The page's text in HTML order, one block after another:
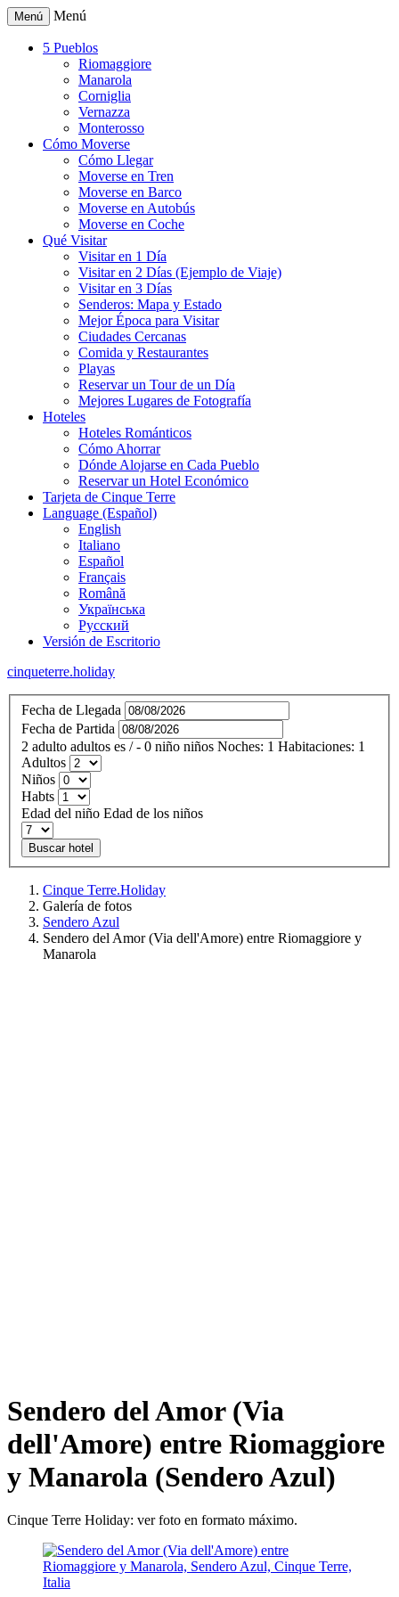
Menú Menú
5 Pueblos
Riomaggiore
Manarola
Corniglia
Vernazza
Monterosso
Cómo Moverse
Cómo Llegar
Moverse en Tren
Moverse en Barco
Moverse en Autobús
Moverse en Coche
Qué Visitar
Visitar en 1 Día
Visitar en 2 Días (Ejemplo de Viaje)
Visitar en 3 Días
Senderos: Mapa y Estado
Mejor Época para Visitar
Ciudades Cercanas
Comida y Restaurantes
Playas
Reservar un Tour de un Día
Mejores Lugares de Fotografía
Hoteles
Hoteles Románticos
Cómo Ahorrar
Dónde Alojarse en Cada Pueblo
Reservar un Hotel Económico
Tarjeta de Cinque Terre
Language (Español)
English
Italiano
Español
Français
Română
Українська
Русский
Versión de Escritorio
cinqueterre.holiday
Fecha de Llegada
Fecha de Partida
2 adulto adultos es / - 0 niño niños Noches: 1 Habitaciones: 1
Adultos
Niños
Habts
Edad del niño Edad de los niños
Buscar hotel
Cinque Terre.Holiday
Galería de fotos
Sendero Azul
Sendero del Amor (Via dell'Amore) entre Riomaggiore y
Manarola
Sendero del Amor (Via
dell'Amore) entre Riomaggiore
y Manarola (Sendero Azul)
Cinque Terre Holiday: ver foto en formato máximo.